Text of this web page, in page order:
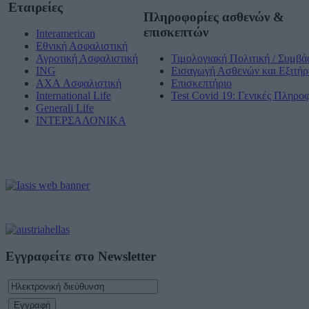
Εταιρείες
Interamerican
Εθνική Ασφαλιστική
Αγροτική Ασφαλιστική
ING
AXA Ασφαλιστική
International Life
Generali Life
ΙΝΤΕΡΣΑΛΟΝΙΚΑ
Πληροφορίες ασθενών &
επισκεπτών
Τιμολογιακή Πολιτική /
Εισαγωγή Ασθενών και
Επισκεπτήριο
Test Covid 19: Γενικές
Εγγραφείτε στο Newsletter